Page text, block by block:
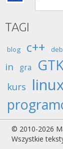
TAGI
blog c++
in
gra
kurs
© 2010-2026
Wszystkie